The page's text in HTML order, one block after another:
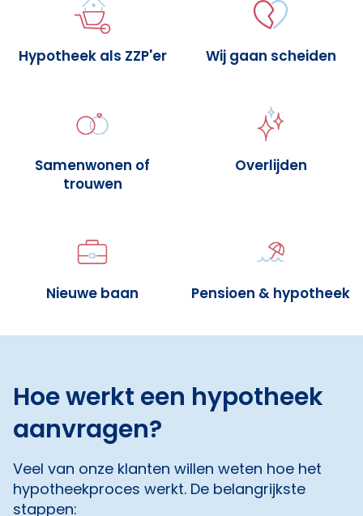
Hypotheek als ZZP'er Wij gaan scheiden
Samenwonen of
trouwen
Overlijden
Nieuwe baan Pensioen & hypotheek
Hoe werkt een hypotheek
aanvragen?
Veel van onze klanten willen weten hoe het
hypotheekproces werkt. De belangrijkste
stappen: